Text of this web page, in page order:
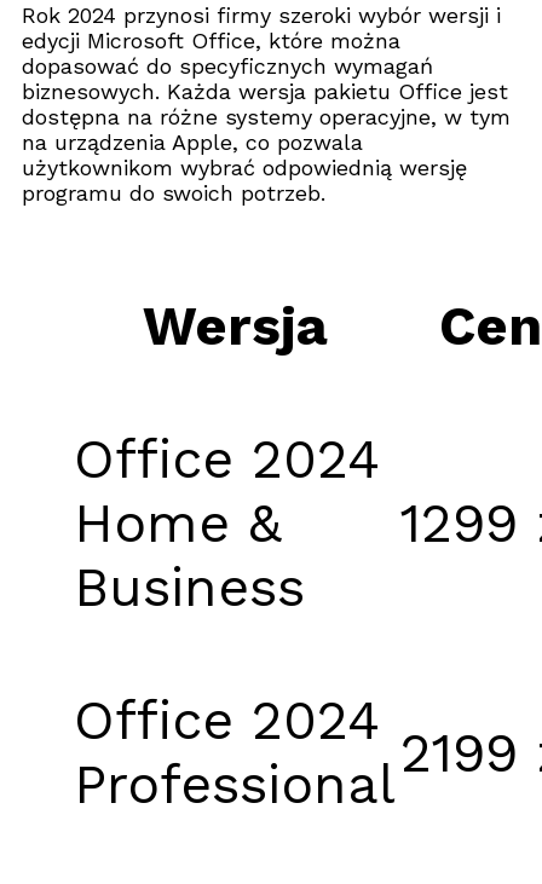
Rok 2024 przynosi firmy szeroki wybór wersji i
edycji Microsoft Office, które można
dopasować do specyficznych wymagań
biznesowych. Każda wersja pakietu Office jest
dostępna na różne systemy operacyjne, w tym
na urządzenia Apple, co pozwala
użytkownikom wybrać odpowiednią wersję
programu do swoich potrzeb.
Wersja
Office 2024
Home &
Business
1299
Office 2024
Professional2199